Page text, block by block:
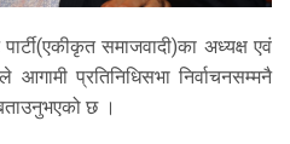
समाजवादी)का अध्यक्ष एवं
आगामी प्रतिनिधिसभा निर्वाचनसम्मनै
छ ।